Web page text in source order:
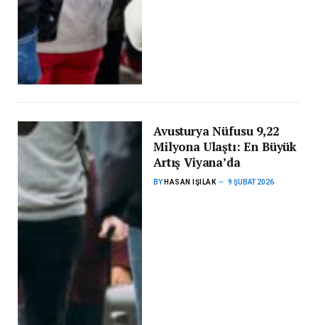
Avusturya Nüfusu 9,22
Milyona Ulaştı: En Büyük
Artış Viyana’da
BY HASAN IŞILAK 9 ŞUBAT 2026